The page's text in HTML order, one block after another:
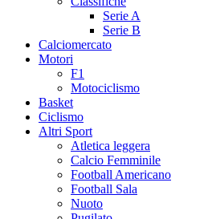
Serie A
Serie B
Calciomercato
Motori
F1
Motociclismo
Basket
Ciclismo
Altri Sport
Atletica leggera
Calcio Femminile
Football Americano
Football Sala
Nuoto